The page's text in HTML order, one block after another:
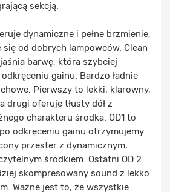
sekcją.
dynamiczne i pełne brzmienie,
od dobrych lampowców. Clean
barwę, która szybciej
gainu. Bardzo ładnie
Pierwszy to lekki, klarowny,
drugi oferuje tłusty dół z
charakteru środka. OD1 to
odkręceniu gainu otrzymujemy
przester z dynamicznym,
środkiem. Ostatni OD 2
skompresowany sound z lekko
Ważne jest to, że wszystkie